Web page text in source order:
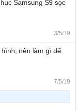
Samsung S9 sọc
3/5/19
nên làm gì để
7/5/19